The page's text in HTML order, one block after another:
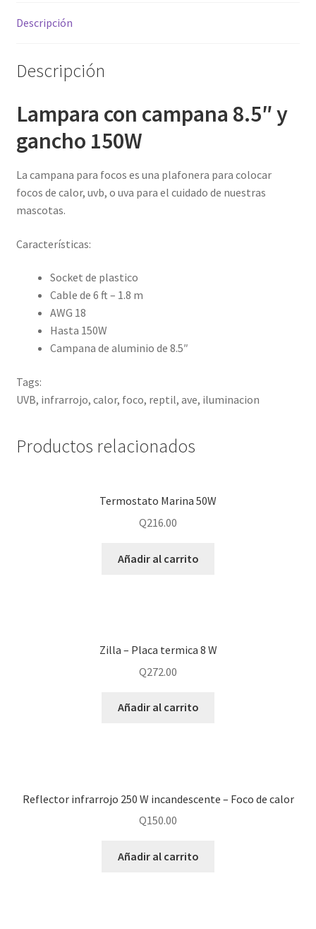
Descripción
Descripción
Lampara con campana 8.5″ y
gancho 150W
La campana para focos es una plafonera para colocar
focos de calor, uvb, o uva para el cuidado de nuestras
mascotas.
Características:
Socket de plastico
Cable de 6 ft – 1.8 m
AWG 18
Hasta 150W
Campana de aluminio de 8.5″
Tags:
UVB, infrarrojo, calor, foco, reptil, ave, iluminacion
Productos relacionados
Termostato Marina 50W
Q216.00
Añadir al carrito
Zilla – Placa termica 8 W
Q272.00
Añadir al carrito
Reflector infrarrojo 250 W incandescente – Foco de calor
Q150.00
Añadir al carrito